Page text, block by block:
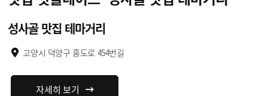
성사골 맛집 테마거리
고양시 덕양구 흥도로 454번길
자세히 보기